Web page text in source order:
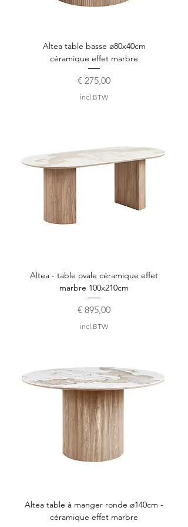
Altea table basse ø80x40cm
céramique effet marbre
Prijs
€ 275,00
incl.BTW
Altea - table ovale céramique effet
marbre 100x210cm
Prijs
€ 895,00
incl.BTW
Altea table à manger ronde ø140cm -
céramique effet marbre